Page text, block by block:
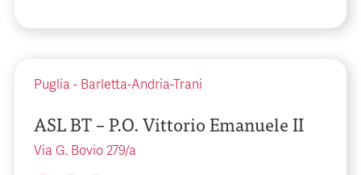
Puglia - Barletta-Andria-Trani
ASL BT – P.O. Vittorio Emanuele II
Via G. Bovio 279/a